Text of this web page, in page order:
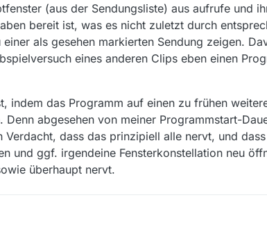
schon mehr als ein halber Tag verstreichen, dann
(aus der Sendungsliste) aus aufrufe und
bereit ist, was es nicht zuletzt durch
als gesehen markierten Sendung zeigen.
eines anderen Clips eben einen
indem das Programm auf einen zu frühen
abgesehen von meiner Programmstart-
dass das prinzipiell alle nervt, und
und ggf. irgendeine Fensterkonstellation neu
überhaupt nervt.